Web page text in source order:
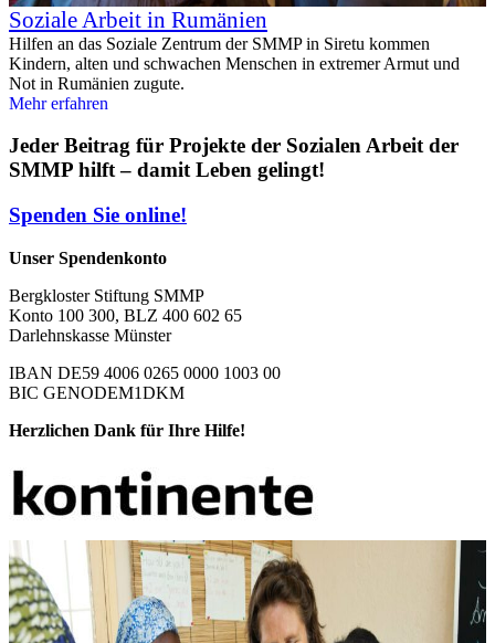
Soziale Arbeit in Rumänien
Hilfen an das Soziale Zentrum der SMMP in Siretu kommen
Kindern, alten und schwachen Menschen in extremer Armut und
Not in Rumänien zugute.
Mehr erfahren
Jeder Beitrag für Projekte der Sozialen Arbeit der
SMMP hilft – damit Leben gelingt!
Spenden Sie online!
Unser Spendenkonto
Bergkloster Stiftung SMMP
Konto 100 300, BLZ 400 602 65
Darlehnskasse Münster
IBAN DE59 4006 0265 0000 1003 00
BIC GENODEM1DKM
Herzlichen Dank für Ihre Hilfe!